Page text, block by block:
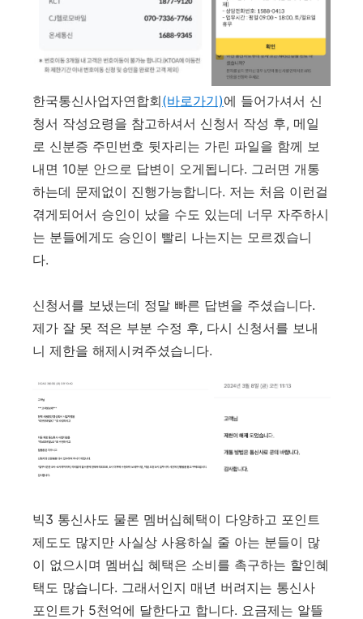
한국통신사업자연합회(바로가기)에 들어가셔서 신
청서 작성요령을 참고하셔서 신청서 작성 후, 메일
로 신분증 주민번호 뒷자리는 가린 파일을 함께 보
내면 10분 안으로 답변이 오게됩니다. 그러면 개통
하는데 문제없이 진행가능합니다. 저는 처음 이런걸
겪게되어서 승인이 났을 수도 있는데 너무 자주하시
는 분들에게도 승인이 빨리 나는지는 모르겠습니
다.
신청서를 보냈는데 정말 빠른 답변을 주셨습니다.
제가 잘 못 적은 부분 수정 후, 다시 신청서를 보내
니 제한을 해제시켜주셨습니다.
빅3 통신사도 물론 멤버십혜택이 다양하고 포인트
제도도 많지만 사실상 사용하실 줄 아는 분들이 많
이 없으시며 멤버십 혜택은 소비를 촉구하는 할인혜
택도 많습니다. 그래서인지 매년 버려지는 통신사
포인트가 5천억에 달한다고 합니다. 요금제는 알뜰